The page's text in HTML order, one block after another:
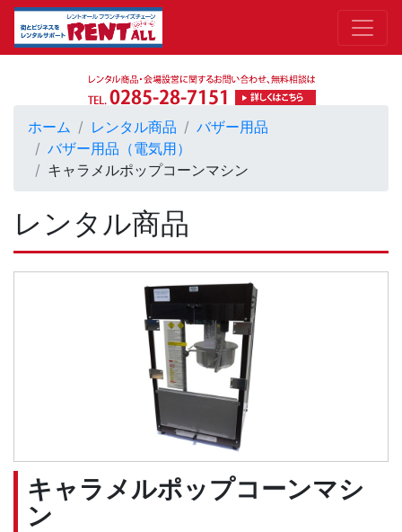
ホーム レンタル商品
バザー用品
バザー用品（電気用）
キャラメルポップコーンマシン
レンタル商品
キャラメルポップコーンマシ
ン